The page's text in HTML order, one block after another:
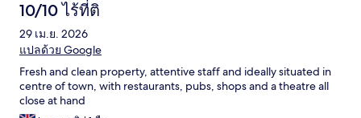
10/10 ไร้ที่ติ
29 เม.ย. 2026
แปลด้วย Google
Fresh and clean property, attentive staff and ideally situated in
centre of town, with restaurants, pubs, shops and a theatre all
close at hand